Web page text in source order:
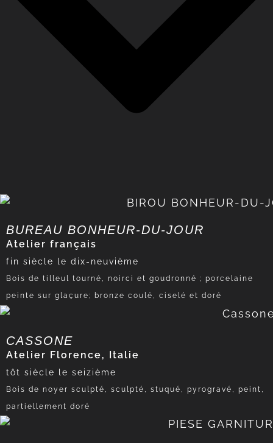
BUREAU BONHEUR-DU-JOUR
Atelier français
fin siècle le dix-neuvième
Bois de tilleul tourné, noirci et goudronné ; porcelaine
peinte sur glaçure; bronze coulé, ciselé et doré
CASSONE
Atelier Florence, Italie
tôt siècle le seizième
Bois de noyer sculpté, sculpté, stuqué, pyrogravé, peint,
partiellement doré